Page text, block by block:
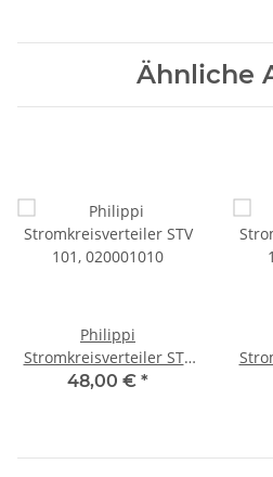
Ähnliche
Philippi
Stromkreisverteiler STV
101, 020001010
48,00 € *